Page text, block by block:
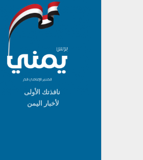
نافذتك الأولى
لأخبار اليمن